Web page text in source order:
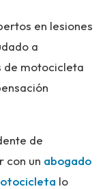
en lesiones
a
de motocicleta
de
con un abogado
lo